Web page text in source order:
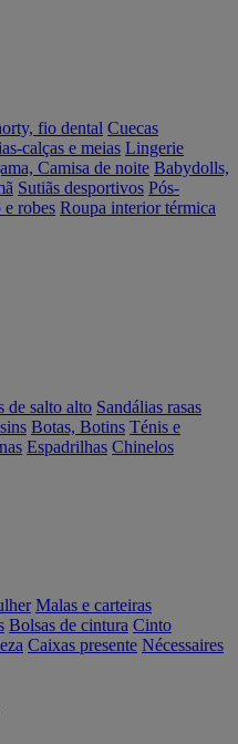
fio dental Cuecas
calças e meias Lingerie
Camisa de noite Babydolls,
Sutiãs desportivos Pós-
e robes Roupa interior térmica
de salto alto Sandálias rasas
Botas, Botins Ténis e
Espadrilhas Chinelos
Malas e carteiras
Bolsas de cintura Cinto
Caixas presente Nécessaires